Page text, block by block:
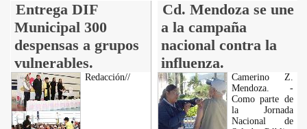
Entrega DIF
Municipal 300
despensas a grupos
vulnerables.
Cd. Mendoza se une
a la campaña
nacional contra la
influenza.
Redacción//
Camerino Z.
Mendoza. -
Como parte de
la Jornada
Nacional de